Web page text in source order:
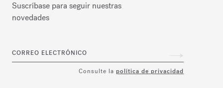
Suscríbase para seguir nuestras
novedades
CORREO ELECTRÓNICO
Consulte la política de privacidad